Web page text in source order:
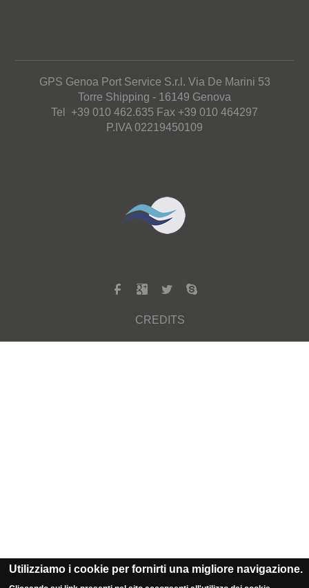
GPS Genoa Port Service S.r.l. Via De Marini 53
Torre Shipping - 16149 Genova
Tel +39 010 462.635 Fax +39 010 464297
P.IVA 02219450109
CREDITS
Utilizziamo i cookie per fornirti una migliore navigazione.